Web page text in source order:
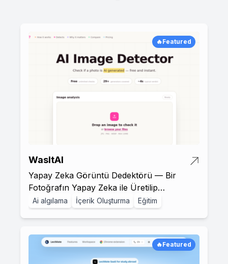
🔥Featured
WasItAI
Yapay Zeka Görüntü Dedektörü — Bir
Fotoğrafın Yapay Zeka ile Üretilip
Üretilmediğini Kontrol Edin | Was it AI?
Ai algılama İçerik Oluşturma Eğitim
🔥Featured